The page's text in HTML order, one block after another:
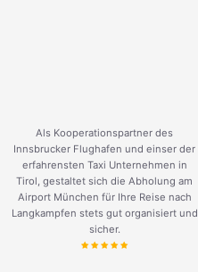
Als Kooperationspartner des
Innsbrucker Flughafen und einser der
erfahrensten Taxi Unternehmen in
Tirol, gestaltet sich die Abholung am
Airport München für Ihre Reise nach
Langkampfen stets gut organisiert und
sicher.